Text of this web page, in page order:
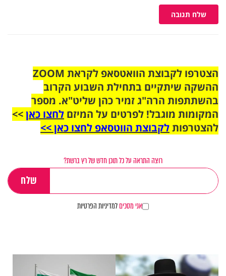
שלח תגובה
הצטרפו לקבוצת הוואטסאפ לקראת ZOOM
ההשקה שיתקיים בתחילת השבוע הקרוב
בהשתתפות הרה"ג זמיר כהן שליט"א. מספר
המקומות מוגבל! לפרטים על המיזם לחצו כאן>>
להצטרפותלקבוצת הווטסאפ לחצו כאן >>
רוצה התראה על כל תוכן חדש של רץ ברשת?
אני מסכיםלמדיניות הפרטיות